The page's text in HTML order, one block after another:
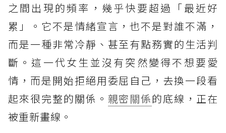
之間出現的頻率，幾乎快要超過「最近好
累」。它不是情緒宣言，也不是對誰不滿，
而是一種非常冷靜、甚至有點務實的生活判
斷。這一代女生並沒有突然變得不想要愛
情，而是開始拒絕用委屈自己，去換一段看
起來很完整的關係。 親密關係的底線，正在
被重新畫線。